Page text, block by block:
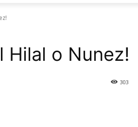
ο Nunez!
303